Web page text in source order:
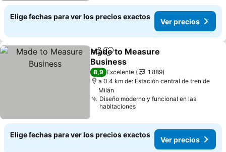
Elige fechas para ver los precios exactos
Ver precios
CompartirAgregar a favoritos
Made to Measure
Business
Ver precios
8,9 Excelente
1.889
a 0.4 km de: Estación central de tren de
Milán
Diseño moderno y funcional en las
habitaciones
Elige fechas para ver los precios exactos
Ver precios